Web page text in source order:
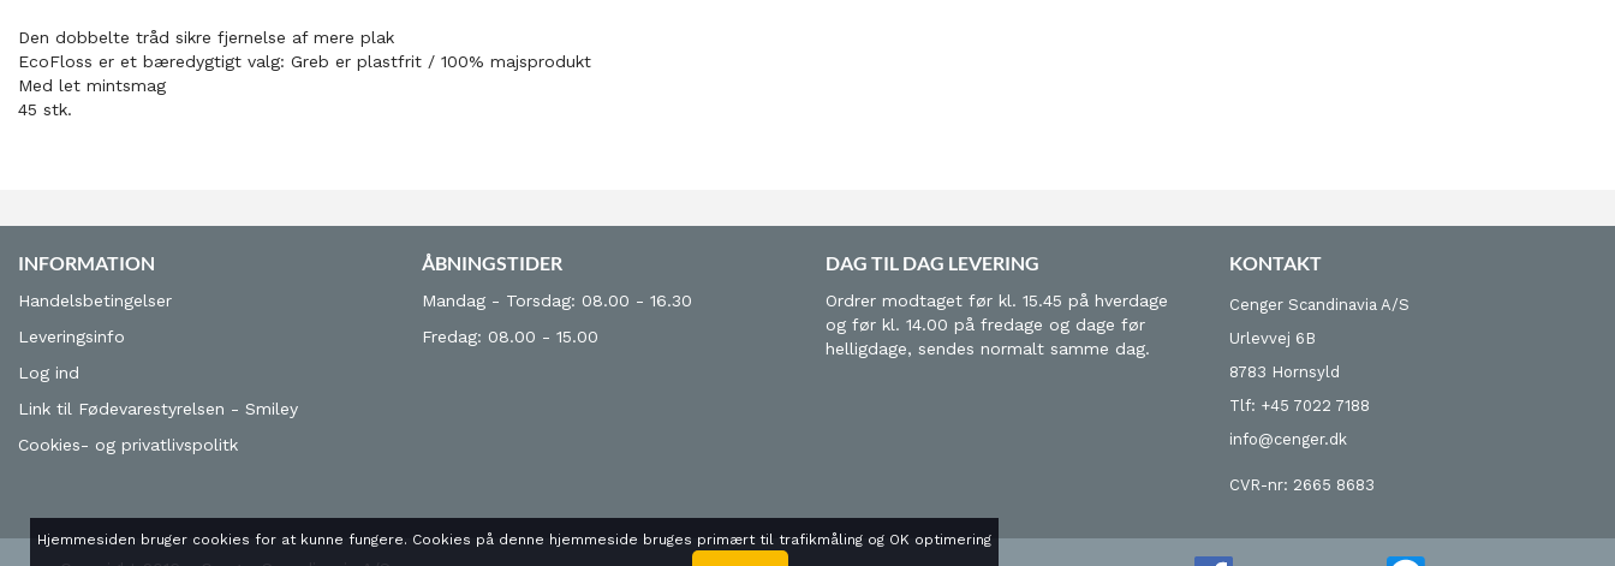
Den dobbelte tråd sikre fjernelse af mere plak
EcoFloss er et bæredygtigt valg: Greb er plastfrit / 100% majsprodukt
Med let mintsmag
45 stk.
INFORMATION
Handelsbetingelser
Leveringsinfo
Log ind
Link til Fødevarestyrelsen - Smiley
Cookies- og privatlivspolitk
ÅBNINGSTIDER
Mandag - Torsdag: 08.00 - 16.30
Fredag: 08.00 - 15.00
DAG TIL DAG LEVERING
Ordrer modtaget før kl. 15.45 på hverdage
og før kl. 14.00 på fredage og dage før
helligdage, sendes normalt samme dag.
KONTAKT
Cenger Scandinavia A/S
Urlevvej 6B
8783 Hornsyld
Tlf: +45 7022 7188
info@cenger.dk
CVR-nr: 2665 8683
Hjemmesiden bruger cookies for at kunne fungere. Cookies på denne hjemmeside bruges primært til trafikmåling og OK optimering